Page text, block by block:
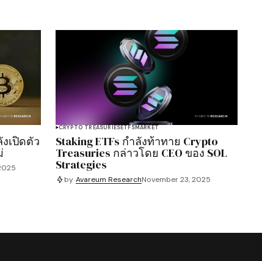
เปิดตัว
CRYPTO TREASURIESETFSMARKET
Staking ETFs กำลังท้าทาย Crypto
Treasuries กล่าวโดย CEO ของ SOL
Strategies
by Avareum ResearchNovember 23, 2025